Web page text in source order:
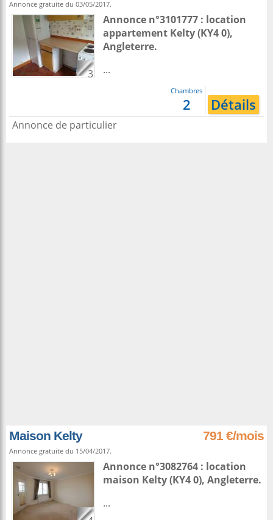
Annonce gratuite du 03/05/2017.
3
Annonce n°3101777 : location
appartement Kelty(KY4 0),
Angleterre.
...
Chambres
2 Détails
Annonce de particulier
Maison Kelty 791 €/mois
Annonce gratuite du 15/04/2017.
Annonce n°3082764 : location
maison Kelty(KY4 0), Angleterre.
...